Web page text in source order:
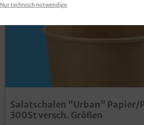
Salatschalen "Urban" Papier/
300St versch. Größen
Nur technisch notwendige